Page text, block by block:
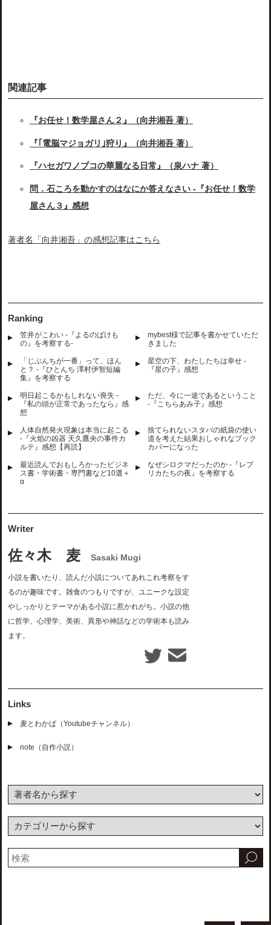
関連記事
『お任せ！数学屋さん２』（向井湘吾 著）
『｢電脳マジョガリ｣狩り』（向井湘吾 著）
『ハセガワノブコの華麗なる日常』（泉ハナ 著）
問．石ころを動かすのはなにか答えなさい -『お任せ！数学
屋さん３』感想
著者名「向井湘吾」の感想記事はこちら
Ranking
笠井がこわい -『よるのばけも
の』を考察する-
mybest様で記事を書かせていただ
きました
「じぶんちが一番」って、ほん
と？ -『ひとんち 澤村伊智短編
集』を考察する
星空の下、わたしたちは幸せ -
『星の子』感想
明日起こるかもしれない喪失 -
『私の頭が正常であったなら』感
想
ただ、今に一途であるということ
-『こちらあみ子』感想
人体自然発火現象は本当に起こる
-『火焰の凶器 天久鷹央の事件カ
ルテ』感想【再読】
捨てられないスタバの紙袋の使い
道を考えた結果おしゃれなブック
カバーになった
最近読んでおもしろかったビジネ
ス書・学術書・専門書など10選＋
α
なぜシロクマだったのか -『レプ
リカたちの夜』を考察する
Writer
佐々木 麦 Sasaki Mugi
小説を書いたり、読んだ小説についてあれこれ考察をす
るのが趣味です。雑食のつもりですが、ユニークな設定
やしっかりとテーマがある小説に惹かれがち。小説の他
に哲学、心理学、美術、異形や神話などの学術本も読み
ます。
Links
麦とわかば（Youtubeチャンネル）
note（自作小説）